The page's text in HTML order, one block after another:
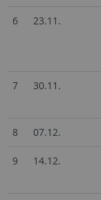
6 23.11.
7 30.11.
8 07.12.
9 14.12.